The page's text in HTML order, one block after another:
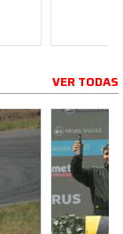
VER TODAS